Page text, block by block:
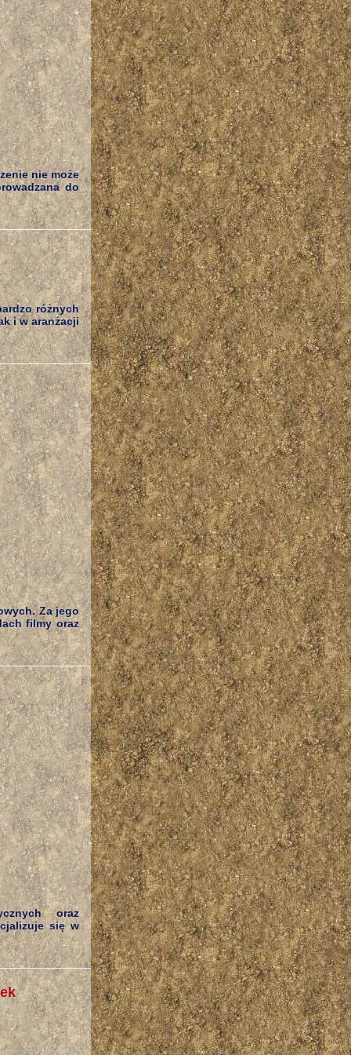
nie może
do
różnych
i w aranżacji
Za jego
filmy oraz
oraz
się w